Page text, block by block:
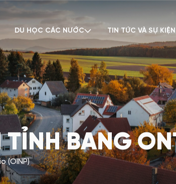
DU HỌC CÁC NƯỚC TIN TỨC VÀ SỰ KIỆN
BANG
(OINP)